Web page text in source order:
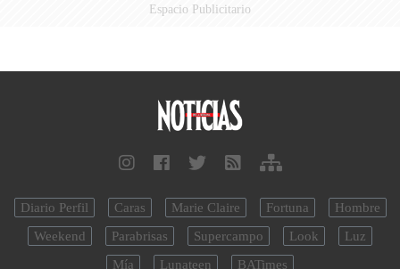
Espacio Publicitario
Diario Perfil Caras Marie Claire Fortuna
Hombre
Weekend
Parabrisas Supercampo Look
Luz
Mía
Lunateen BATimes